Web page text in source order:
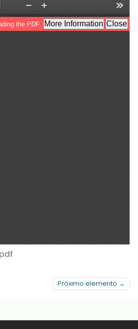
Próximo elemento →